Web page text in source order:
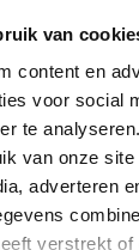
van
content en
voor social
te
van onze site
adverteren
verstrekt of